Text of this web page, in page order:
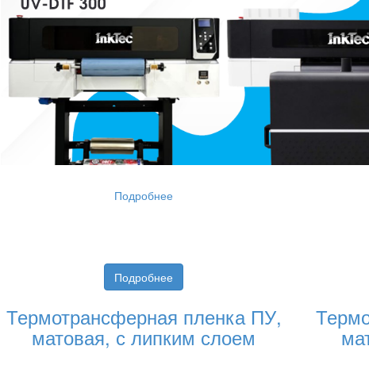
Подробнее
Подробнее
Термотрансферная пленка ПУ,
матовая, с липким слоем